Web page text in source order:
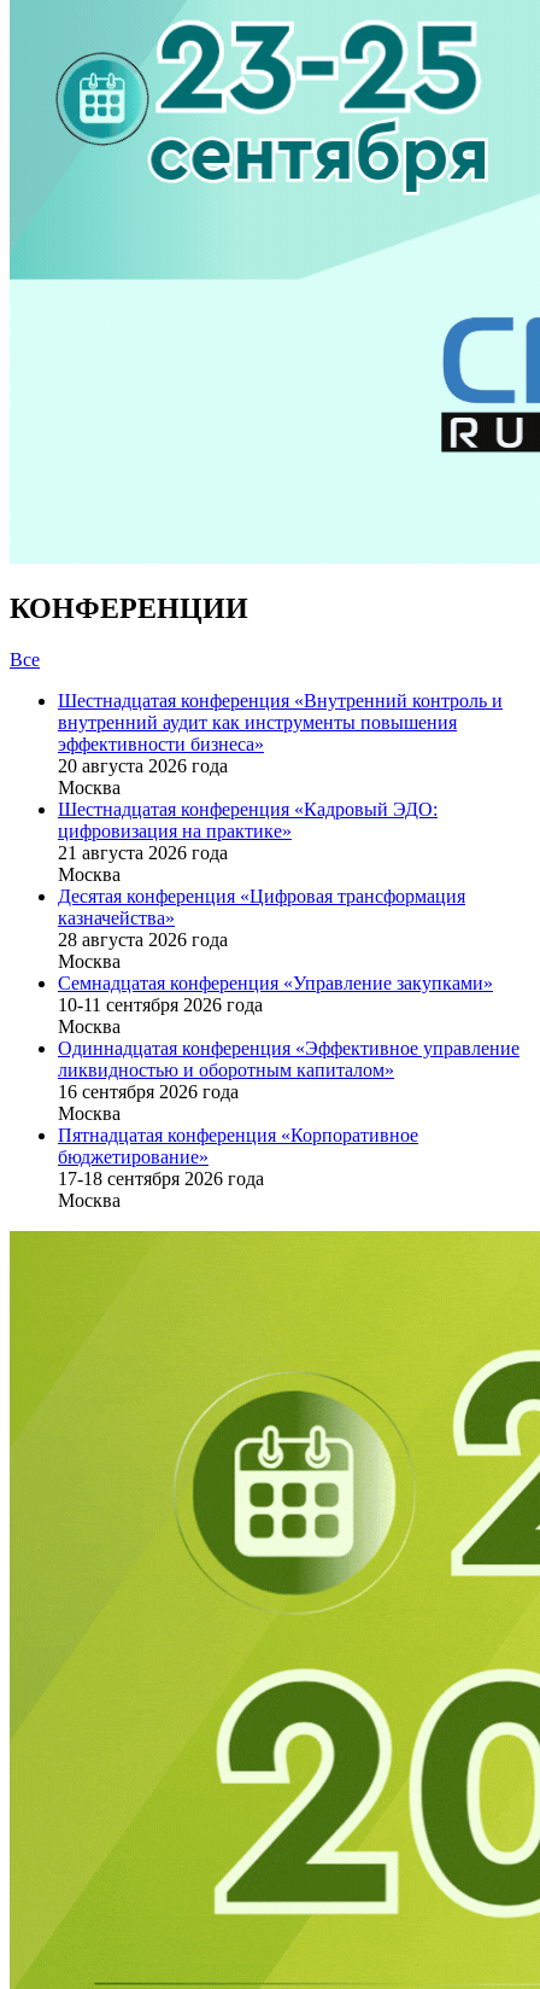
КОНФЕРЕНЦИИ
Все
Шестнадцатая конференция «Внутренний контроль и
внутренний аудит как инструменты повышения
эффективности бизнеса»
20 августа 2026 года
Москва
Шестнадцатая конференция «Кадровый ЭДО:
цифровизация на практике»
21 августа 2026 года
Москва
Десятая конференция «Цифровая трансформация
казначейства»
28 августа 2026 года
Москва
Семнадцатая конференция «Управление закупками»
10-11 сентября 2026 года
Москва
Одиннадцатая конференция «Эффективное управление
ликвидностью и оборотным капиталом»
16 cентября 2026 года
Москва
Пятнадцатая конференция «Корпоративное
бюджетирование»
17-18 сентября 2026 года
Москва